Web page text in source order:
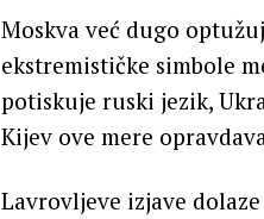
Moskva već dugo
ekstremističke simbole
potiskuje ruski jezik,
Kijev ove mere
Lavrovljeve izjave